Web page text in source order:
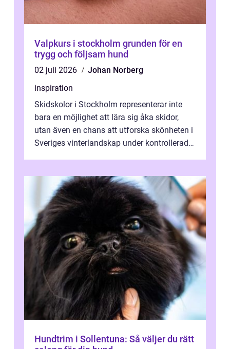
Valpkurs i stockholm grunden för en
trygg och följsam hund
02 juli 2026
Johan Norberg
inspiration
Skidskolor i Stockholm representerar inte
bara en möjlighet att lära sig åka skidor,
utan även en chans att utforska skönheten i
Sveriges vinterlandskap under kontrollerade
Hundtrim i Sollentuna: Så väljer du rätt